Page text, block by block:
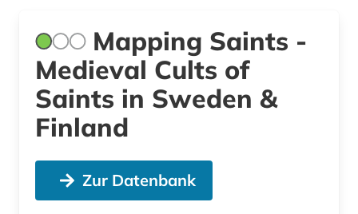
Mapping Saints -
Medieval Cults of
Saints in Sweden &
Finland
Zur Datenbank